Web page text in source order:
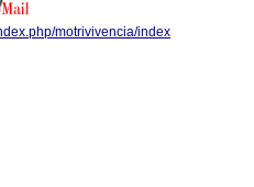
motrivivencia/index